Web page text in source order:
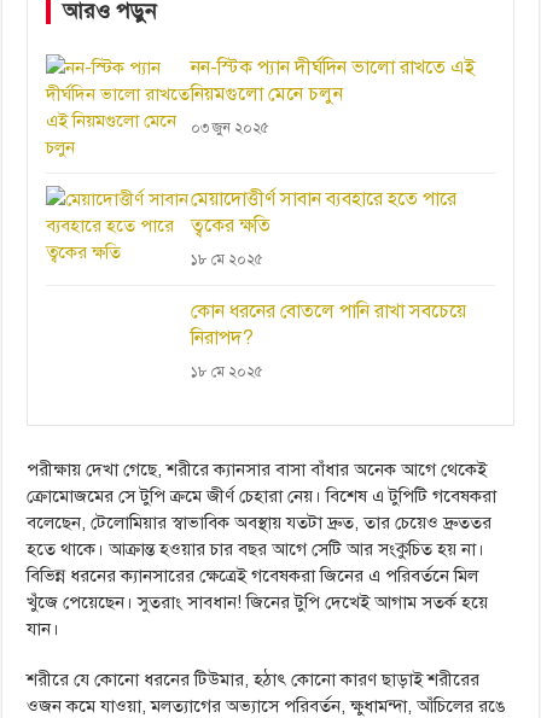
আরও পড়ুন
নন-স্টিক প্যান দীর্ঘদিন ভালো রাখতে এই
নিয়মগুলো মেনে চলুন
০৩ জুন ২০২৫
মেয়াদোত্তীর্ণ সাবান ব্যবহারে হতে পারে
ত্বকের ক্ষতি
১৮ মে ২০২৫
কোন ধরনের বোতলে পানি রাখা সবচেয়ে
নিরাপদ?
১৮ মে ২০২৫
পরীক্ষায় দেখা গেছে, শরীরে ক্যানসার বাসা বাঁধার অনেক আগে থেকেই
ক্রোমোজমের সে টুপি ক্রমে জীর্ণ চেহারা নেয়। বিশেষ এ টুপিটি গবেষকরা
বলেছেন, টেলোমিয়ার স্বাভাবিক অবস্থায় যতটা দ্রুত, তার চেয়েও দ্রুততর
হতে থাকে। আক্রান্ত হওয়ার চার বছর আগে সেটি আর সংকুচিত হয় না।
বিভিন্ন ধরনের ক্যানসারের ক্ষেত্রেই গবেষকরা জিনের এ পরিবর্তনে মিল
খুঁজে পেয়েছেন। সুতরাং সাবধান! জিনের টুপি দেখেই আগাম সতর্ক হয়ে
যান।
শরীরে যে কোনো ধরনের টিউমার, হঠাৎ কোনো কারণ ছাড়াই শরীরের
ওজন কমে যাওয়া, মলত্যাগের অভ্যাসে পরিবর্তন, ক্ষুধামন্দা, আঁচিলের রঙে